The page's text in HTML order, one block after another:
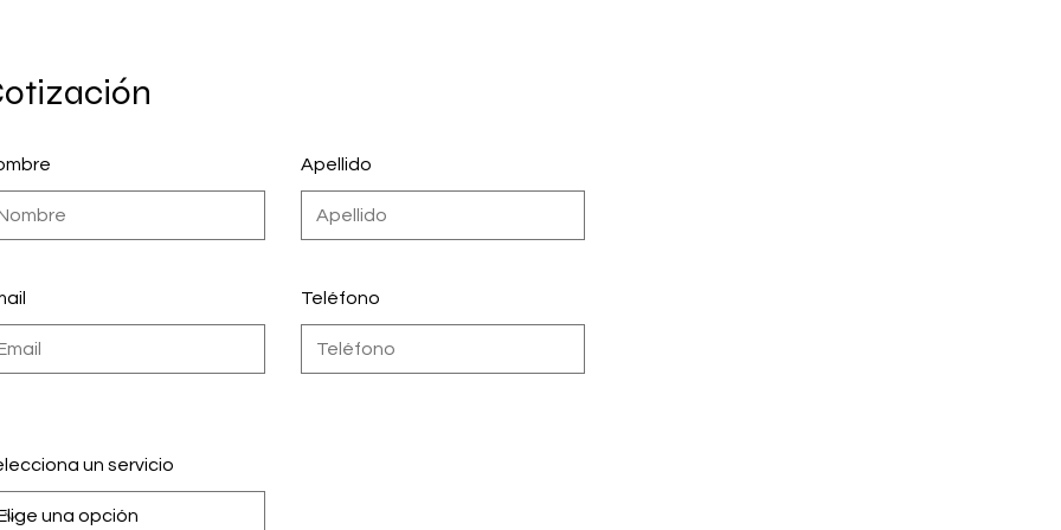
Apellido
Teléfono
un servicio